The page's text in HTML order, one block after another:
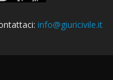
info@giuricivile.it